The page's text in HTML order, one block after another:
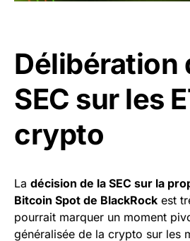
Délibération
SEC sur les
crypto
La décision de la SEC sur la
Bitcoin Spot de BlackRock est
pourrait marquer un moment
généralisée de la crypto sur les